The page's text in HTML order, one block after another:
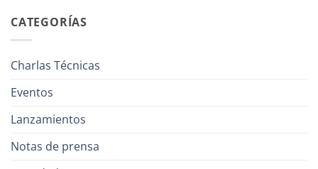
CATEGORÍAS
Charlas Técnicas
Eventos
Lanzamientos
Notas de prensa